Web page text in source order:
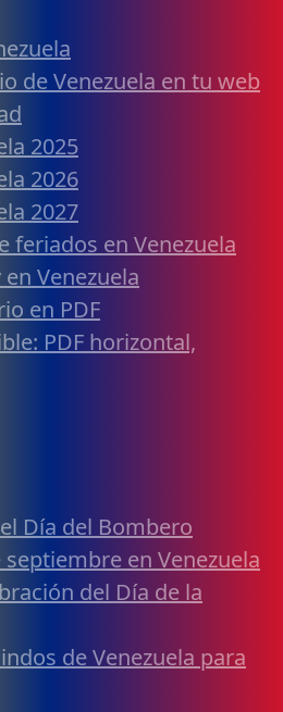
de Venezuela en tu web
2025
2026
2027
feriados en Venezuela
Venezuela
en PDF
PDF horizontal,
Día del Bombero
en Venezuela
del Día de la
de Venezuela para